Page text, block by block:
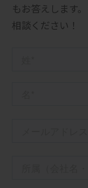
もお答えします。
相談ください！